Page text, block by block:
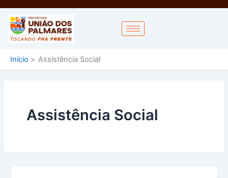
para
conteúdo
Início
Assistência Social
Assistência Social